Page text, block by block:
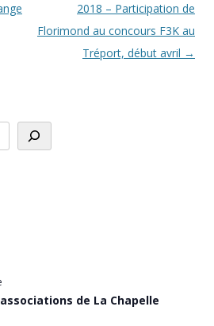
2018 – Participation de
Florimond au concours F3K au
Tréport, début avril →
de La Chapelle